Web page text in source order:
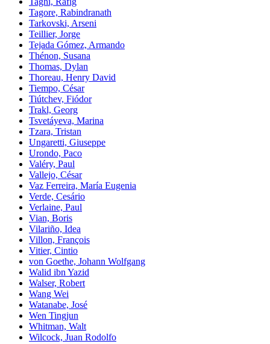
Tagore, Rabindranath
Tarkovski, Arseni
Teillier, Jorge
Tejada Gómez, Armando
Thénon, Susana
Thomas, Dylan
Thoreau, Henry David
Tiempo, César
Tiútchev, Fiódor
Trakl, Georg
Tsvetáyeva, Marina
Tzara, Tristan
Ungaretti, Giuseppe
Urondo, Paco
Valéry, Paul
Vallejo, César
Vaz Ferreira, María Eugenia
Verde, Cesário
Verlaine, Paul
Vian, Boris
Vilariño, Idea
Villon, François
Vitier, Cintio
von Goethe, Johann Wolfgang
Walid ibn Yazid
Walser, Robert
Wang Wei
Watanabe, José
Wen Tingjun
Whitman, Walt
Wilcock, Juan Rodolfo